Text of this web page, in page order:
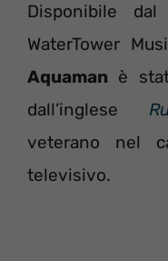
Disponibile
WaterTower
Aquaman è
dall’inglese
veterano nel
televisivo.